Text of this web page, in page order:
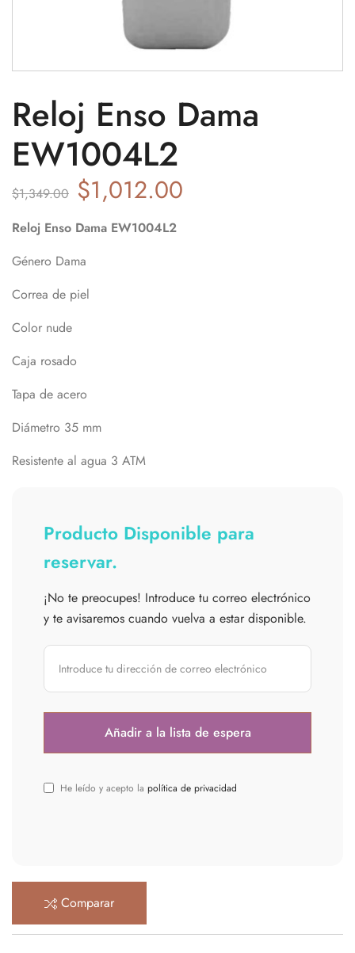
Reloj Enso Dama
EW1004L2
$1,349.00 $1,012.00
Reloj Enso Dama EW1004L2
Género Dama
Correa de piel
Color nude
Caja rosado
Tapa de acero
Diámetro 35 mm
Resistente al agua 3 ATM
Producto Disponible para
reservar.
¡No te preocupes! Introduce tu correo electrónico
y te avisaremos cuando vuelva a estar disponible.
He leído y acepto la política de privacidad
Comparar